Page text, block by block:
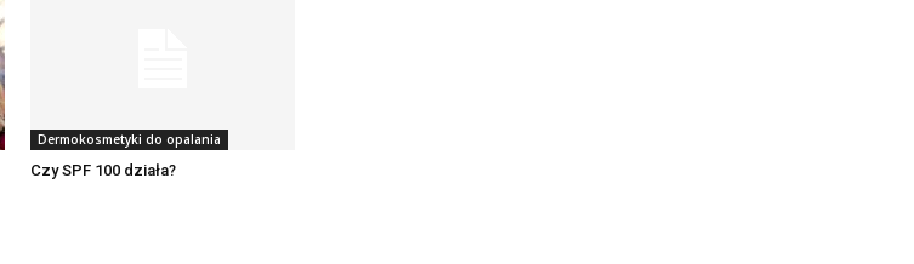
Dermokosmetyki do opalania
Czy SPF 100 działa?